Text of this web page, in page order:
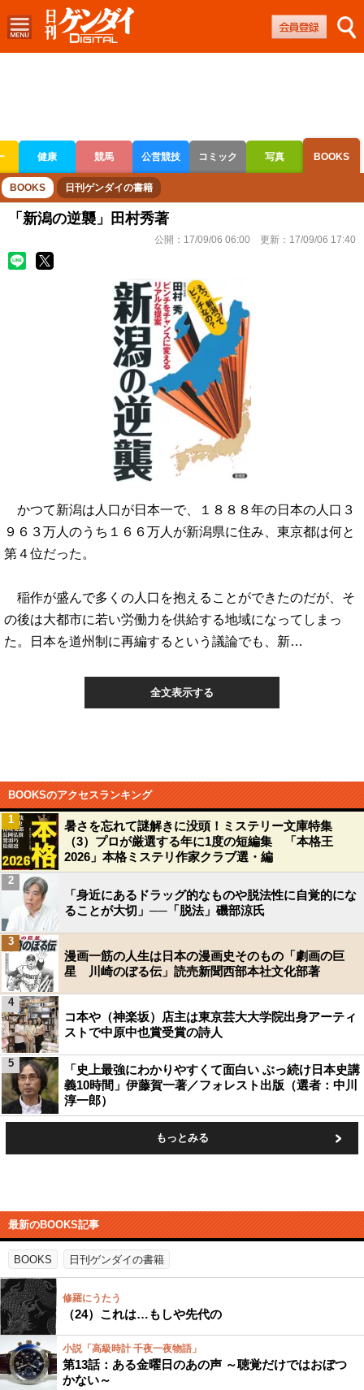
健康 競馬 公営競技 コミック 写真 BOOKS
ボートレース 競輪 オートレース
BOOKS 日刊ゲンダイの書籍
「新潟の逆襲」田村秀著
公開： 17/09/06 06:00 更新： 17/09/06 17:40
かつて新潟は人口が日本一で、１８８８年の日本の人口３
９６３万人のうち１６６万人が新潟県に住み、東京都は何と
第４位だった。
稲作が盛んで多くの人口を抱えることができたのだが、そ
の後は大都市に若い労働力を供給する地域になってしまっ
た。日本を道州制に再編するという議論でも、新…
全文表示する
BOOKSのアクセスランキング
暑さを忘れて謎解きに没頭！ミステリー文庫特集
（3）プロが厳選する年に1度の短編集 「本格王
2026」本格ミステリ作家クラブ選・編
1
「身近にあるドラッグ的なものや脱法性に自覚的にな
ることが大切」──「脱法」磯部涼氏
2
漫画一筋の人生は日本の漫画史そのもの「劇画の巨
星 川崎のぼる伝」読売新聞西部本社文化部著
3
コ本や（神楽坂）店主は東京芸大大学院出身アーティ
ストで中原中也賞受賞の詩人
4
「史上最強にわかりやすくて面白い ぶっ続け日本史講
義10時間」伊藤賀一著／フォレスト出版（選者：中川
淳一郎）
5
もっとみる
最新のBOOKS記事
BOOKS 日刊ゲンダイの書籍
修羅にうたう
（24）これは…もしや先代の
小説「高級時計 千夜一夜物語」
第13話：ある金曜日のあの声 ～聴覚だけではおぼつ
かない～